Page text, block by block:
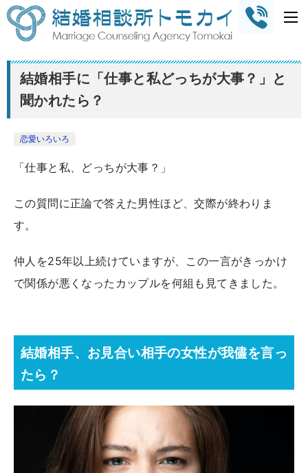
結婚相手に「仕事と私どっちが大事？」と
聞かれたら？
恋愛いろいろ
「仕事と私、どっちが大事？」
この質問に正論で答えた男性ほど、交際が終わりま
す。
仲人を25年以上続けていますが、この一言がきっかけ
で関係が悪くなったカップルを何組も見てきました。
結婚相手、お見合い相手の女性が我儘を言っ
たら？